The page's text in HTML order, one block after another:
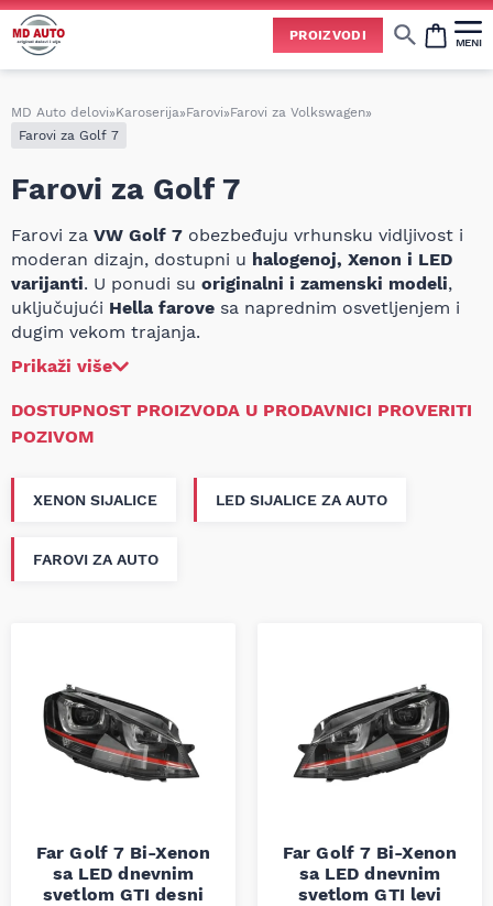
PROIZVODI MENI
MD Auto delovi»Karoserija»Farovi»Farovi za Volkswagen»
Farovi za Golf 7
Farovi za Golf 7
Farovi za VW Golf 7 obezbeđuju vrhunsku vidljivost i
moderan dizajn, dostupni u halogenoj, Xenon i LED
varijanti. U ponudi su originalni i zamenski modeli,
uključujući Hella farove sa naprednim osvetljenjem i
dugim vekom trajanja.
Prikaži više
DOSTUPNOST PROIZVODA U PRODAVNICI PROVERITI
POZIVOM
XENON SIJALICE LED SIJALICE ZA AUTO
FAROVI ZA AUTO
Far Golf 7 Bi-Xenon
sa LED dnevnim
svetlom GTI desni
Far Golf 7 Bi-Xenon
sa LED dnevnim
svetlom GTI levi